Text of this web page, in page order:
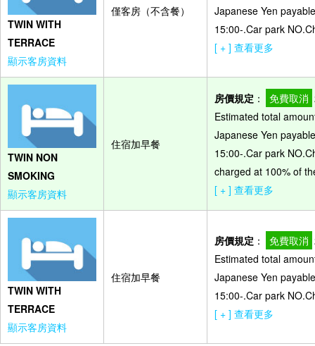
TWIN WITH
TERRACE
顯示客房資料
僅客房（不含餐）
Japanese Yen
15:00-.Car park
[ + ] 查看更多
TWIN NON
SMOKING
顯示客房資料
住宿加早餐
房價規定 ： 免費取消
Estimated total
Japanese Yen
15:00-.Car park
charged at 100% of
[ + ] 查看更多
TWIN WITH
TERRACE
顯示客房資料
住宿加早餐
房價規定 ： 免費取消
Estimated total
Japanese Yen
15:00-.Car park
[ + ] 查看更多